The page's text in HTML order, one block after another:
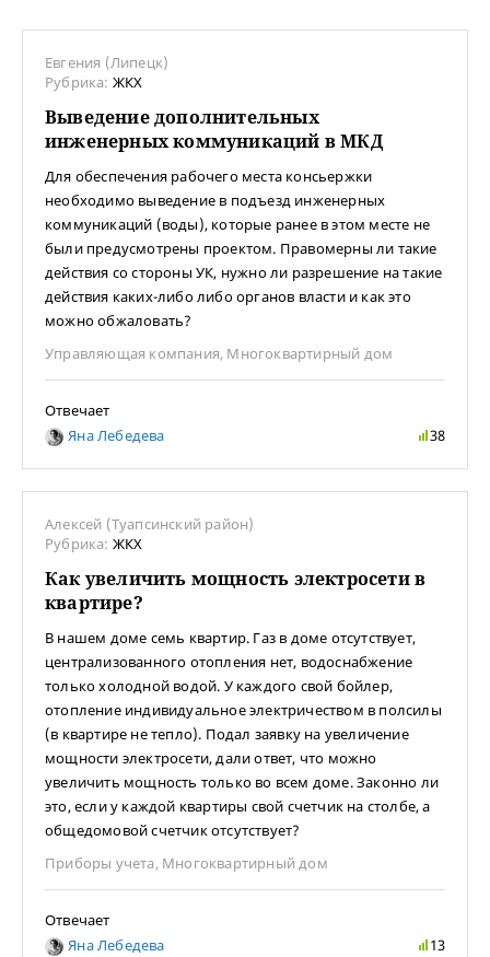
Евгения (Липецк)
Рубрика: ЖКХ
Выведение дополнительных
инженерных коммуникаций в МКД
Для обеспечения рабочего места консьержки
необходимо выведение в подъезд инженерных
коммуникаций (воды), которые ранее в этом месте не
были предусмотрены проектом. Правомерны ли такие
действия со стороны УК, нужно ли разрешение на такие
действия каких-либо либо органов власти и как это
можно обжаловать?
Управляющая компания, Многоквартирный дом
Отвечает
Яна Лебедева
38
Алексей (Туапсинский район)
Рубрика: ЖКХ
Как увеличить мощность электросети в
квартире?
В нашем доме семь квартир. Газ в доме отсутствует,
централизованного отопления нет, водоснабжение
только холодной водой. У каждого свой бойлер,
отопление индивидуальное электричеством в полсилы
(в квартире не тепло). Подал заявку на увеличение
мощности электросети, дали ответ, что можно
увеличить мощность только во всем доме. Законно ли
это, если у каждой квартиры свой счетчик на столбе, а
общедомовой счетчик отсутствует?
Приборы учета, Многоквартирный дом
Отвечает
Яна Лебедева
13